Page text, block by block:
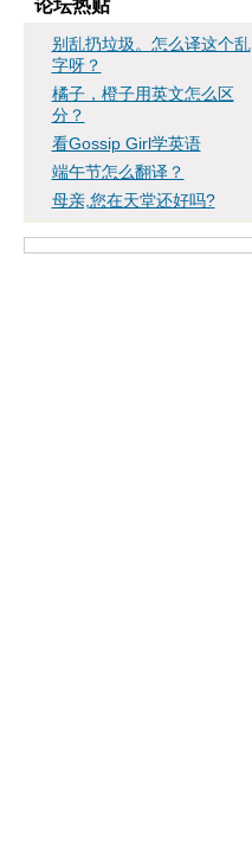
论坛热贴
别乱扔垃圾。怎么译这个乱
字呀？
橘子，橙子用英文怎么区
分？
看Gossip Girl学英语
端午节怎么翻译？
母亲,您在天堂还好吗?